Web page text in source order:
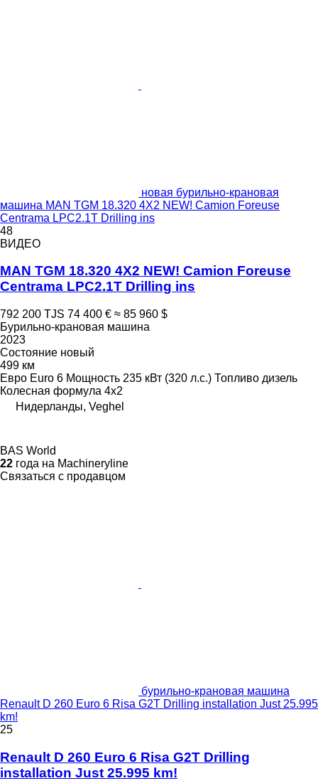
новая бурильно-крановая
машина MAN TGM 18.320 4X2 NEW! Camion Foreuse
Centrama LPC2.1T Drilling ins
48
ВИДЕО
MAN TGM 18.320 4X2 NEW! Camion Foreuse
Centrama LPC2.1T Drilling ins
792 200 TJS 74 400 € ≈ 85 960 $
Бурильно-крановая машина
2023
Состояние новый
499 км
Евро Euro 6 Мощность 235 кВт (320 л.с.) Топливо дизель
Колесная формула 4x2
Нидерланды, Veghel
BAS World
22 года на Machineryline
Связаться с продавцом
бурильно-крановая машина
Renault D 260 Euro 6 Risa G2T Drilling installation Just 25.995
km!
25
Renault D 260 Euro 6 Risa G2T Drilling
installation Just 25.995 km!